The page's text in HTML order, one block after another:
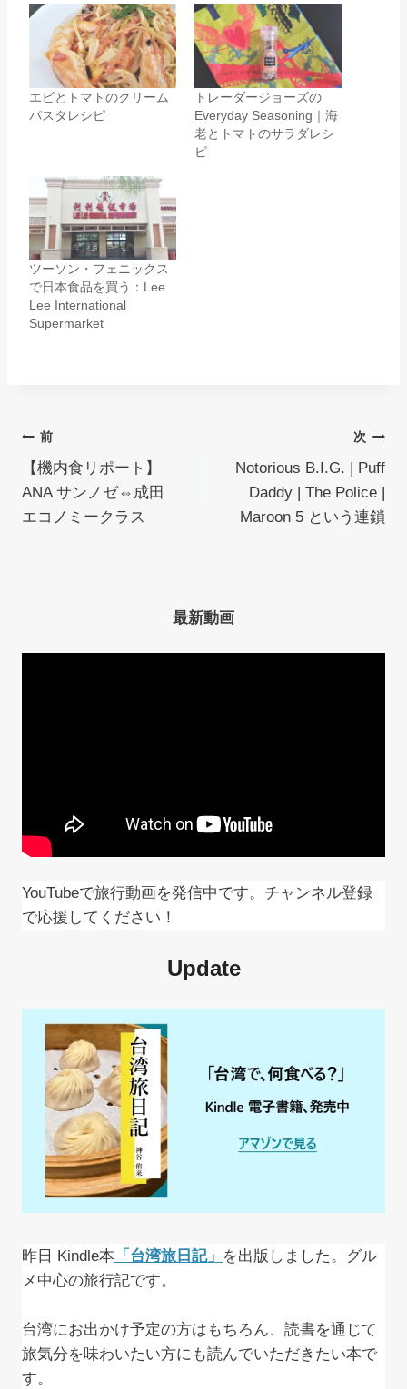
エビとトマトのクリーム
パスタレシピ
トレーダージョーズの
Everyday Seasoning｜海
老とトマトのサラダレシ
ピ
ツーソン・フェニックス
で日本食品を買う：Lee
Lee International
Supermarket
投
稿
ナ
前
【機内食リポート】
ANA サンノゼ⇔成田
エコノミークラス
次
Notorious B.I.G. | Puff
Daddy | The Police |
Maroon 5 という連鎖
最新動画
YouTubeで旅行動画を発信中です。チャンネル登録
で応援してください！
Update
昨日 Kindle本 「台湾旅日記」 を出版しました。グル
メ中心の旅行記です。
台湾にお出かけ予定の方はもちろん、読書を通じて
旅気分を味わいたい方にも読んでいただきたい本で
す。